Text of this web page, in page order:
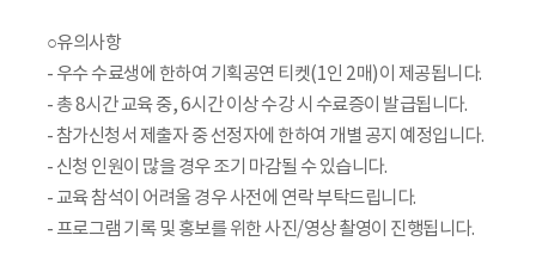
○유의사항
- 우수 수료생에 한하여 기획공연 티켓(1인 2매)이 제공됩니다.
- 총 8시간 교육 중, 6시간 이상 수강 시 수료증이 발급됩니다.
- 참가신청서 제출자 중 선정자에 한하여 개별 공지 예정입니다.
- 신청 인원이 많을 경우 조기 마감될 수 있습니다.
- 교육 참석이 어려울 경우 사전에 연락 부탁드립니다.
- 프로그램 기록 및 홍보를 위한 사진/영상 촬영이 진행됩니다.